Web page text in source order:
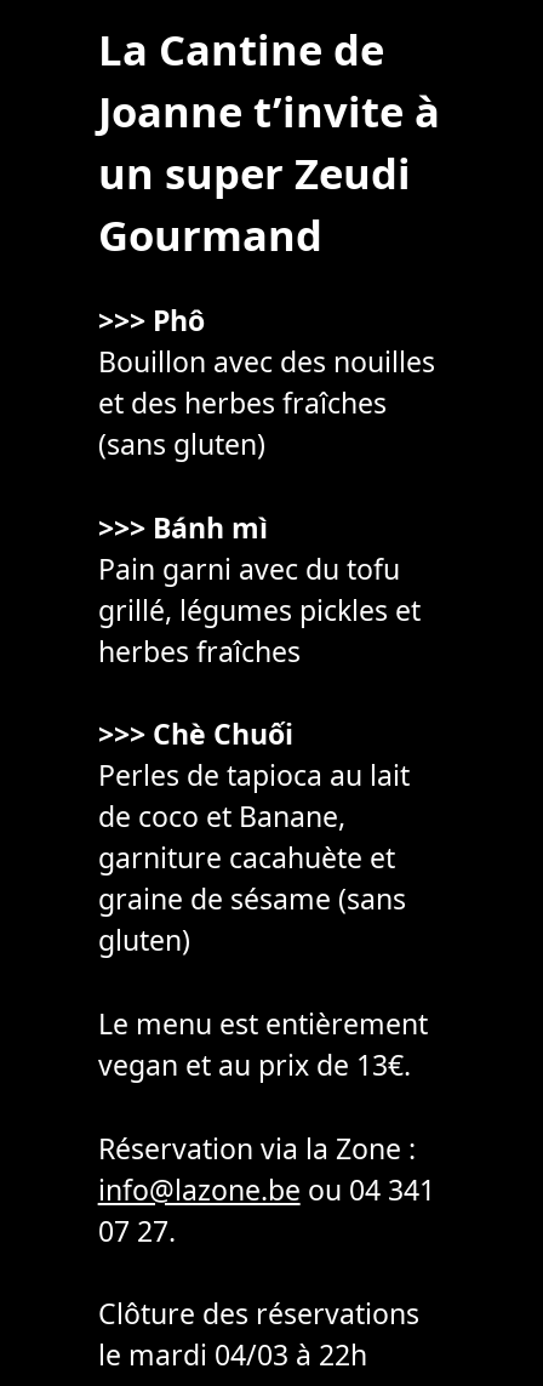
La Cantine de
Joanne t’invite à
un super Zeudi
Gourmand
>>> Phô
Bouillon avec des nouilles
et des herbes fraîches
(sans gluten)
>>> Bánh mì
Pain garni avec du tofu
grillé, légumes pickles et
herbes fraîches
>>> Chè Chuối
Perles de tapioca au lait
de coco et Banane,
garniture cacahuète et
graine de sésame (sans
gluten)
Le menu est entièrement
vegan et au prix de 13€.
Réservation via la Zone :
info@lazone.be ou 04 341
07 27.
Clôture des réservations
le mardi 04/03 à 22h